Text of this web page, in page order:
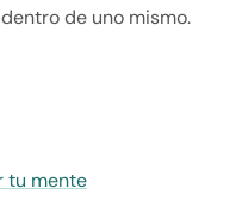
de uno mismo.
tu mente